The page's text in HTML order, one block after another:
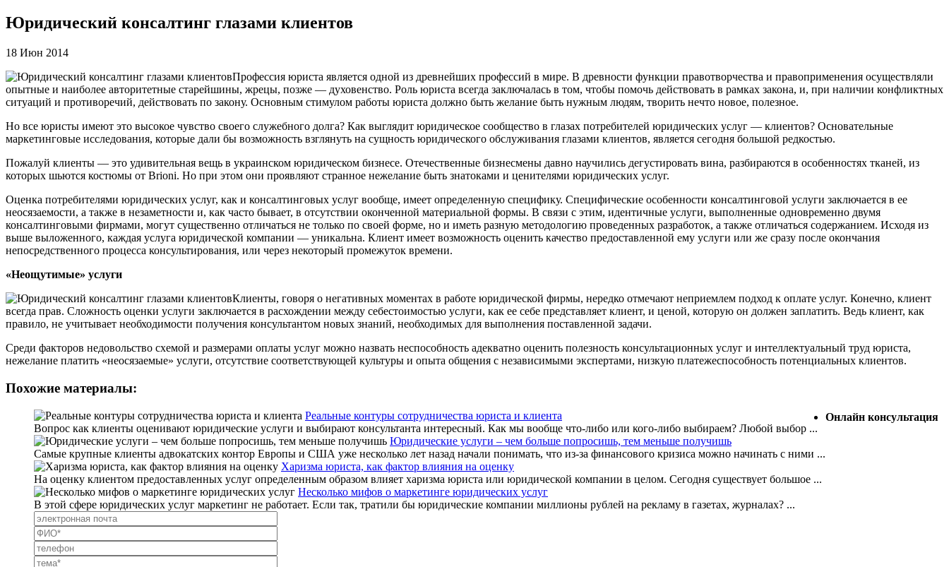
Юридический консалтинг глазами клиентов
18 Июн 2014
Профессия юриста является одной из древнейших профессий в мире. В древности функции правотворчества и правоприменения осуществляли
опытные и наиболее авторитетные старейшины, жрецы, позже — духовенство. Роль юриста всегда заключалась в том, чтобы помочь действовать в рамках закона, и, при наличии конфликтных
ситуаций и противоречий, действовать по закону. Основным стимулом работы юриста должно быть желание быть нужным людям, творить нечто новое, полезное.
Но все юристы имеют это высокое чувство своего служебного долга? Как выглядит юридическое сообщество в глазах потребителей юридических услуг — клиентов? Основательные
маркетинговые исследования, которые дали бы возможность взглянуть на сущность юридического обслуживания глазами клиентов, является сегодня большой редкостью.
Пожалуй клиенты — это удивительная вещь в украинском юридическом бизнесе. Отечественные бизнесмены давно научились дегустировать вина, разбираются в особенностях тканей, из
которых шьются костюмы от Brioni. Но при этом они проявляют странное нежелание быть знатоками и ценителями юридических услуг.
Оценка потребителями юридических услуг, как и консалтинговых услуг вообще, имеет определенную специфику. Специфические особенности консалтинговой услуги заключается в ее
неосязаемости, а также в незаметности и, как часто бывает, в отсутствии оконченной материальной формы. В связи с этим, идентичные услуги, выполненные одновременно двумя
консалтинговыми фирмами, могут существенно отличаться не только по своей форме, но и иметь разную методологию проведенных разработок, а также отличаться содержанием. Исходя из
выше выложенного, каждая услуга юридической компании — уникальна. Клиент имеет возможность оценить качество предоставленной ему услуги или же сразу после окончания
непосредственного процесса консультирования, или через некоторый промежуток времени.
«Неощутимые» услуги
Клиенты, говоря о негативных моментах в работе юридической фирмы, нередко отмечают неприемлем подход к оплате услуг. Конечно, клиент
всегда прав. Сложность оценки услуги заключается в расхождении между себестоимостью услуги, как ее себе представляет клиент, и ценой, которую он должен заплатить. Ведь клиент, как
правило, не учитывает необходимости получения консультантом новых знаний, необходимых для выполнения поставленной задачи.
Среди факторов недовольство схемой и размерами оплаты услуг можно назвать неспособность адекватно оценить полезность консультационных услуг и интеллектуальный труд юриста,
нежелание платить «неосязаемые» услуги, отсутствие соответствующей культуры и опыта общения с независимыми экспертами, низкую платежеспособность потенциальных клиентов.
Похожие материалы:
Реальные контуры сотрудничества юриста и клиента
Вопрос как клиенты оценивают юридические услуги и выбирают консультанта интересный. Как мы вообще что-либо или кого-либо выбираем? Любой выбор ...
Юридические услуги – чем больше попросишь, тем меньше получишь
Самые крупные клиенты адвокатских контор Европы и США уже несколько лет назад начали понимать, что из-за финансового кризиса можно начинать с ними ...
Харизма юриста, как фактор влияния на оценку
На оценку клиентом предоставленных услуг определенным образом влияет харизма юриста или юридической компании в целом. Сегодня существует большое ...
Несколько мифов о маркетинге юридических услуг
В этой сфере юридических услуг маркетинг не работает. Если так, тратили бы юридические компании миллионы рублей на рекламу в газетах, журналах? ...
Онлайн консультация